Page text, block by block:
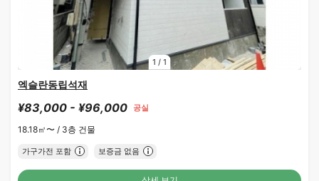
1 / 1
엑슬란동립석재
¥83,000 - ¥96,000 공실
18.18㎡〜 / 3층 건물
가구가전 포함 보증금 없음